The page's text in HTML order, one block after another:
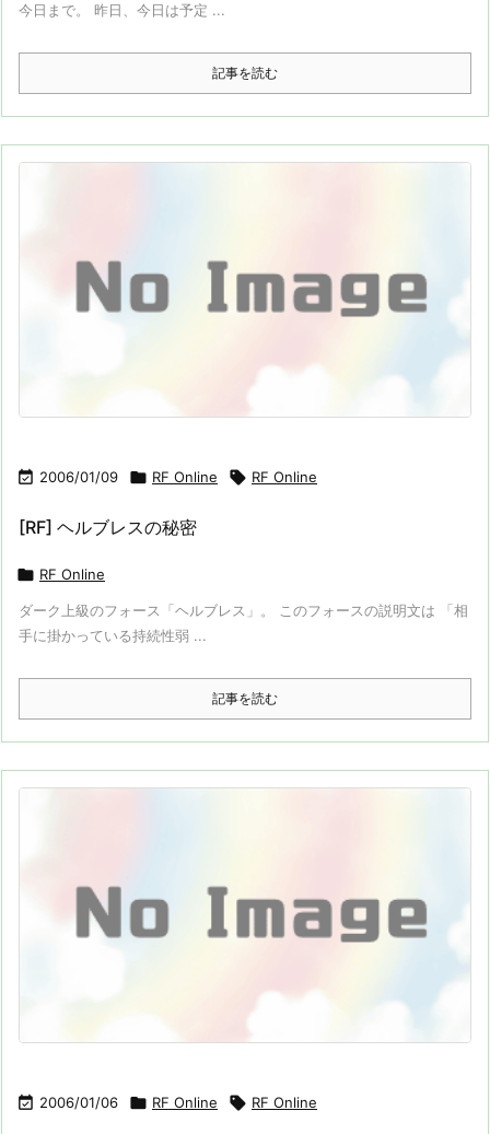
今日まで。 昨日、今日は予定 ...
記事を読む
 2006/01/09  RF Online  RF Online
[RF] ヘルブレスの秘密
 RF Online
ダーク上級のフォース「ヘルブレス」。 このフォースの説明文は 「相
手に掛かっている持続性弱 ...
記事を読む
 2006/01/06  RF Online  RF Online